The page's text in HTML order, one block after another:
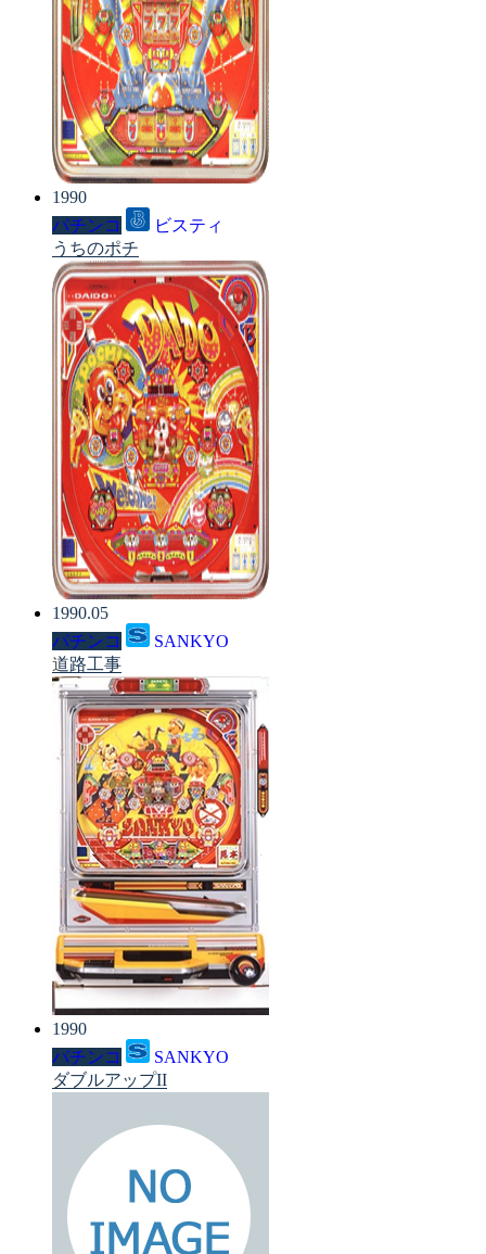
1990
パチンコ
ビスティ
うちのポチ
1990.05
パチンコ
SANKYO
道路工事
1990
パチンコ
SANKYO
ダブルアップII